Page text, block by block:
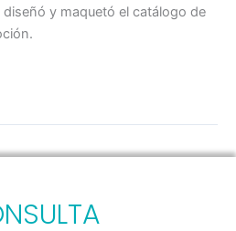
y maquetó el catálogo de